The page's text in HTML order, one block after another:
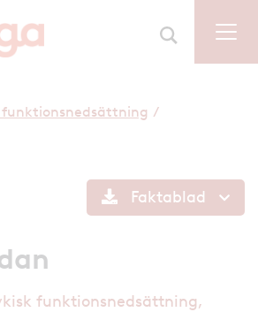
funktionsnedsättning /
Faktablad
funktionsnedsättning,